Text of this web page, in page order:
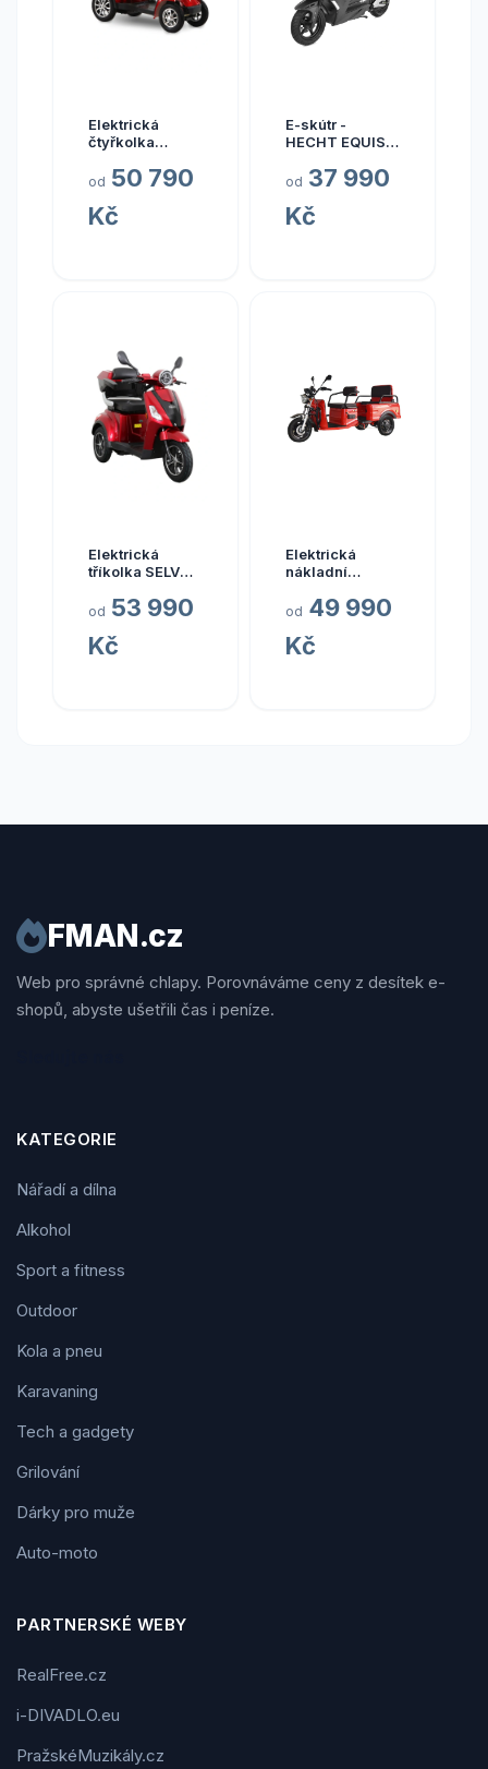
Elektrická
čtyřkolka
balancérem
vozík Selvo pro
seniory - vínová
od 50 790
Kč
E-skútr -
HECHT EQUIS
(Elektrický
homologací)
od 37 990
Kč
Elektrická
tříkolka SELVO
(Seniorský
seniory - vínová
metalíza - led
od 53 990
Kč
Elektrická
nákladní
WORK 10
od 49 990
Kč
FMAN.cz
Web pro správné chlapy. Porovnáváme ceny z desítek e-
shopů, abyste ušetřili čas i peníze.
KATEGORIE
Nářadí a dílna
Alkohol
Sport a fitness
Outdoor
Kola a pneu
Karavaning
Tech a gadgety
Grilování
Dárky pro muže
Auto-moto
PARTNERSKÉ WEBY
RealFree.cz
i-DIVADLO.eu
PražskéMuzikály.cz